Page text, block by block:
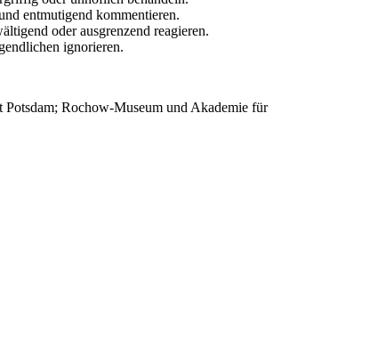
entmutigend kommentieren.
oder ausgrenzend reagieren.
ignorieren.
Potsdam; Rochow-Museum und Akademie für